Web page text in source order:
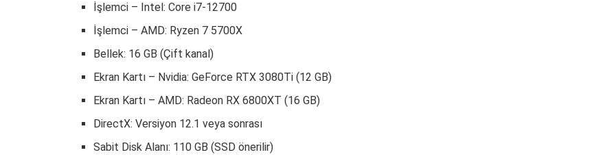
İşlemci – Intel: Core i7-12700
İşlemci – AMD: Ryzen 7 5700X
Bellek: 16 GB (Çift kanal)
Ekran Kartı – Nvidia: GeForce RTX 3080Ti (12 GB)
Ekran Kartı – AMD: Radeon RX 6800XT (16 GB)
DirectX: Versiyon 12.1 veya sonrası
Sabit Disk Alanı: 110 GB (SSD önerilir)